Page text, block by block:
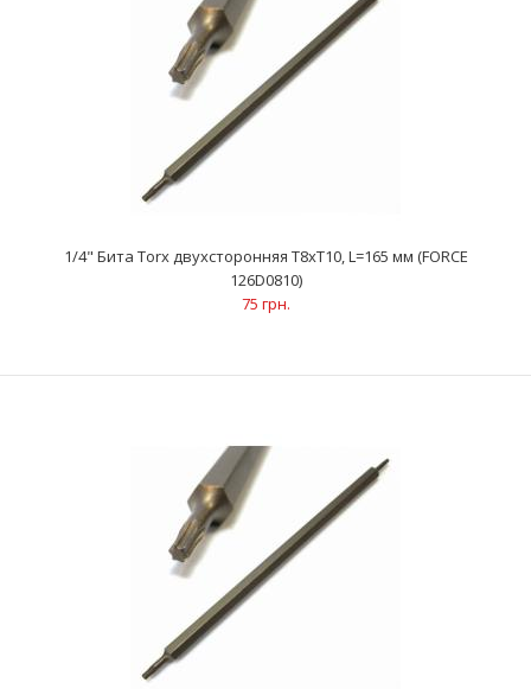
126D0810)
75 грн.
1/4" Бита Torx двухсторонняя T8xT10, L=165 мм (FORCE
126D0810)
75 грн.